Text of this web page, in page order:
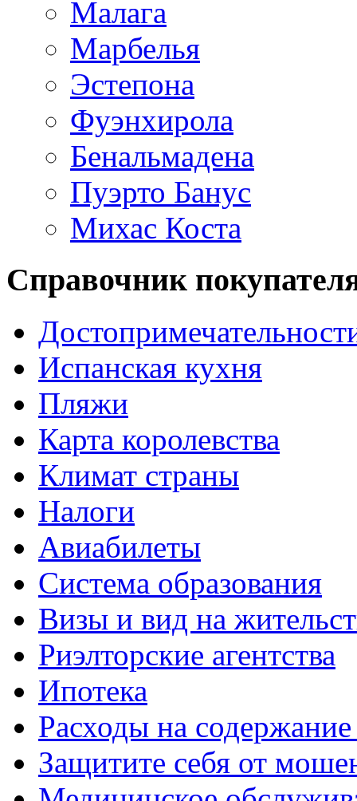
Малага
Марбелья
Эстепона
Фуэнхирола
Бенальмадена
Пуэрто Банус
Михас Коста
Справочник
Испанская кухня
Пляжи
Карта королевства
Климат страны
Налоги
Авиабилеты
Система образования
Визы и вид на
Риэлторские агентства
Ипотека
Расходы на
Защитите себя от